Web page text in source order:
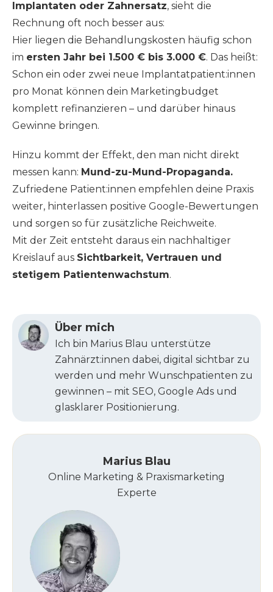
Implantaten oder Zahnersatz, sieht die
Rechnung oft noch besser aus:
Hier liegen die Behandlungskosten häufig schon
im ersten Jahr bei 1.500 € bis 3.000 €. Das heißt:
Schon ein oder zwei neue Implantatpatient:innen
pro Monat können dein Marketingbudget
komplett refinanzieren – und darüber hinaus
Gewinne bringen.
Hinzu kommt der Effekt, den man nicht direkt
messen kann: Mund-zu-Mund-Propaganda.
Zufriedene Patient:innen empfehlen deine Praxis
weiter, hinterlassen positive Google-Bewertungen
und sorgen so für zusätzliche Reichweite.
Mit der Zeit entsteht daraus ein nachhaltiger
Kreislauf aus Sichtbarkeit, Vertrauen und
stetigem Patientenwachstum.
Über mich
Ich bin Marius Blau unterstütze
Zahnärzt:innen dabei, digital sichtbar zu
werden und mehr Wunschpatienten zu
gewinnen – mit SEO, Google Ads und
glasklarer Positionierung.
Marius Blau
Online Marketing & Praxismarketing
Experte